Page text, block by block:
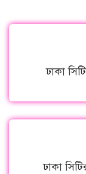
ঢাকা
ঢাকা